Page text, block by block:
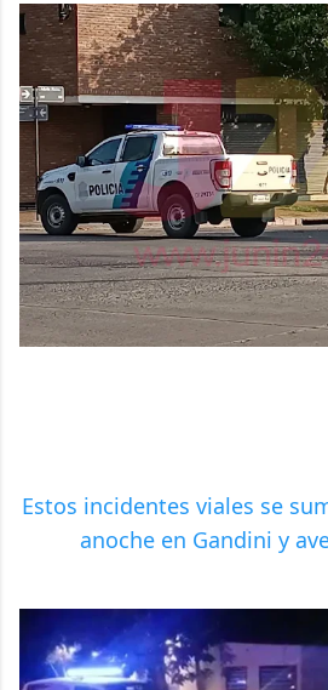
Estos incidentes viales se
anoche en Gandini y